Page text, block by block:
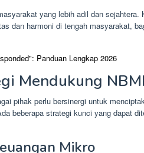
yang lebih adil dan sejahtera.
dan harmoni di tengah masyarakat,
Panduan Lengkap 2026
Mendukung
pihak perlu bersinergi untuk
beberapa strategi kunci yang dapat
Mikro